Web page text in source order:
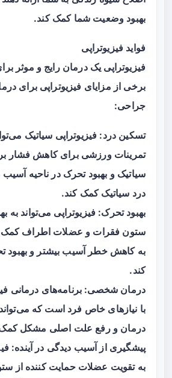
بهبود وضعیت شما کمک کند.
فواید فیزیوتراپی
فیزیوتراپی یک درمان رایج و موثر
برخی از مزایای فیزیوتراپی برای
جراحی:
تسکین درد: فیزیوتراپی سیاتیک
تمرینات ورزشی برای کاهش فشار
سیاتیک و بهبود تحرک در ناحیه
درد سیاتیک کمک کند.
بهبود تحرک: فیزیوتراپی می‌تواند به
ستون فقرات و عضلات اطراف کمک
به کاهش خطر آسیب بیشتر و بهبود
کند.
درمان شخصی: برنامه‌های درمانی
با نیازهای خاص فرد است که
درمان و رفع علت اصلی مشکل کمک
پیشگیری از آسیب دیدگی در آینده:
به تقویت عضلات حمایت کننده از